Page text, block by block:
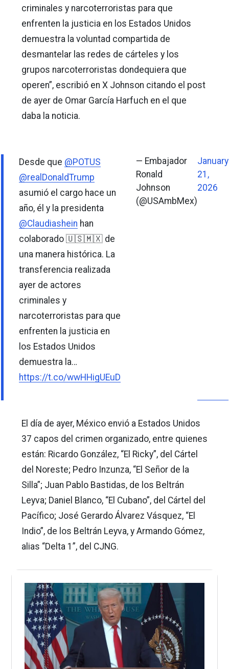
criminales y narcoterroristas para que
enfrenten la justicia en los Estados Unidos
demuestra la voluntad compartida de
desmantelar las redes de cárteles y los
grupos narcoterroristas dondequiera que
operen”, escribió en X Johnson citando el post
de ayer de Omar García Harfuch en el que
daba la noticia.
Desde que @POTUS
@realDonaldTrump
asumió el cargo hace un
año, él y la presidenta
@Claudiashein han
colaborado 🇺🇸🇲🇽 de
una manera histórica. La
transferencia realizada
ayer de actores
criminales y
narcoterroristas para que
enfrenten la justicia en
los Estados Unidos
demuestra la…
https://t.co/wwHHigUEuD
— Embajador
Ronald
Johnson
(@USAmbMex)
January
21,
2026
El día de ayer, México envió a Estados Unidos
37 capos del crimen organizado, entre quienes
están: Ricardo González, “El Ricky”, del Cártel
del Noreste; Pedro Inzunza, “El Señor de la
Silla”; Juan Pablo Bastidas, de los Beltrán
Leyva; Daniel Blanco, “El Cubano”, del Cártel del
Pacífico; José Gerardo Álvarez Vásquez, “El
Indio”, de los Beltrán Leyva, y Armando Gómez,
alias “Delta 1”, del CJNG.